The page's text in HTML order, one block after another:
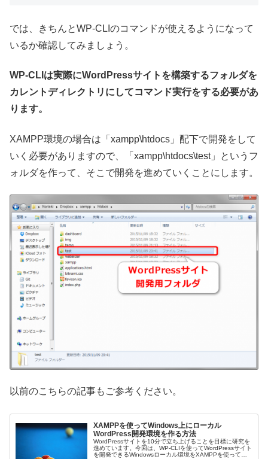
では、きちんとWP-CLIのコマンドが使えるようになって
いるか確認してみましょう。
WP-CLIは実際にWordPressサイトを構築するフォルダを
カレントディレクトリにしてコマンド実行をする必要があ
ります。
XAMPP環境の場合は「xampp\htdocs」配下で開発をして
いく必要がありますので、「xampp\htdocs\test」というフ
ォルダを作って、そこで開発を進めていくことにします。
以前のこちらの記事もご参考ください。
XAMPPを使ってWindows上にローカル
WordPress開発環境を作る方法
WordPressサイトを10分で立ち上げることを目標に研究を
進めています。今回は、WP-CLIを使ってWordPressサイト
を開発できるWindowsローカル環境をXAMPPを使って構